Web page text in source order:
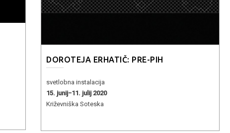
DOROTEJA ERHATIČ: PRE-PIH
svetlobna instalacija
15. junij−11. julij 2020
Križevniška Soteska